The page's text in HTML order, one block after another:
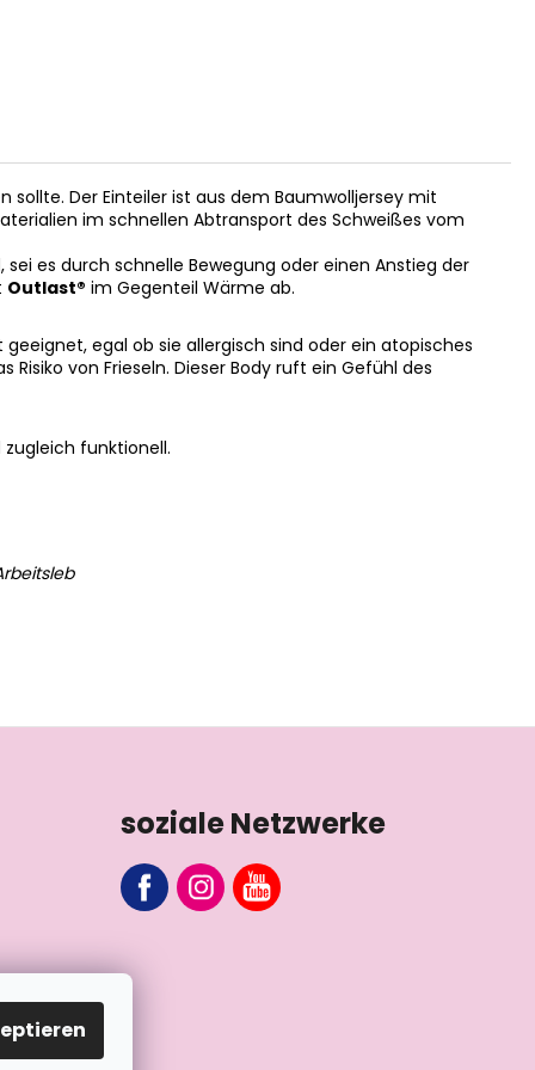
Der Einteiler ist aus dem Baumwolljersey mit
im schnellen Abtransport des Schweißes vom
es durch schnelle Bewegung oder einen Anstieg der
Outlast® im Gegenteil Wärme ab.
egal ob sie allergisch sind oder ein atopisches
von Frieseln. Dieser Body ruft ein Gefühl des
funktionell.
soziale Netzwerke